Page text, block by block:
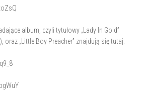
album, czyli tytułowy „Lady In Gold”
oraz „Little Boy Preacher” znajdują się tutaj: